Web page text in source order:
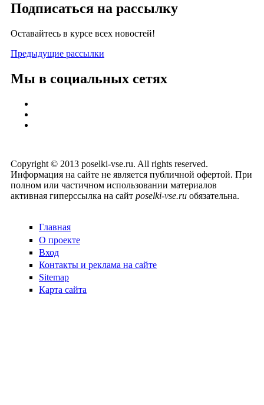
Подписаться на рассылку
Оставайтесь в курсе всех новостей!
Предыдущие рассылки
Мы в социальных сетях
Copyright © 2013 poselki-vse.ru. All rights reserved.
Информация на сайте не является публичной офертой. При
полном или частичном использовании материалов
активная гиперссылка на сайт poselki-vse.ru​ обязательна.
Главная
О проекте
Вход
Контакты и реклама на сайте
Sitemap
Карта сайта